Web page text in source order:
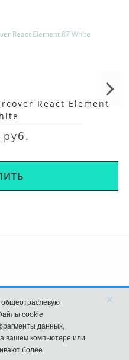
React Element
руб.
общеотраслевую
cookie
данных,
вашем компьютере или
более
×